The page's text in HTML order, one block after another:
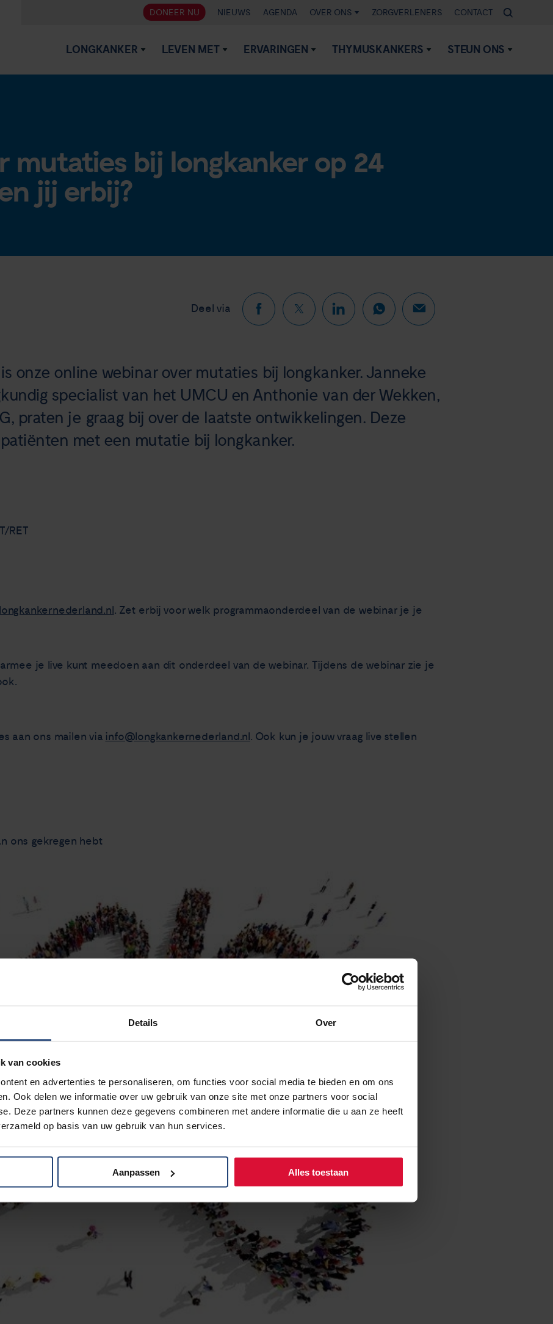
Details Over
van cookies
en advertenties te personaliseren, om functies voor social media te bieden en om ons
Ook delen we informatie over uw gebruik van onze site met onze partners voor social
Deze partners kunnen deze gegevens combineren met andere informatie die u aan ze heeft
op basis van uw gebruik van hun services.
Aanpassen Alles toestaan
DONEER NU NIEUWS AGENDA OVER ONS ZORGVERLENERS CONTACT
LONGKANKER LEVEN MET ERVARINGEN THYMUSKANKERS STEUN ONS
mutaties bij longkanker op 24
jij erbij?
Deel via
onze online webinar over mutaties bij longkanker. Janneke
specialist van het UMCU en Anthonie van der Wekken,
praten je graag bij over de laatste ontwikkelingen. Deze
met een mutatie bij longkanker.
RET
. Zet erbij voor welk programmaonderdeel van de webinar je je
je live kunt meedoen aan dit onderdeel van de webinar. Tijdens de webinar zie je
aan ons mailen via info@longkankernederland.nl. Ook kun je jouw vraag live stellen
ons gekregen hebt